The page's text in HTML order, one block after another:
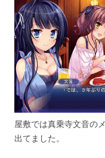
屋敷では真乗寺文音の
出てました。